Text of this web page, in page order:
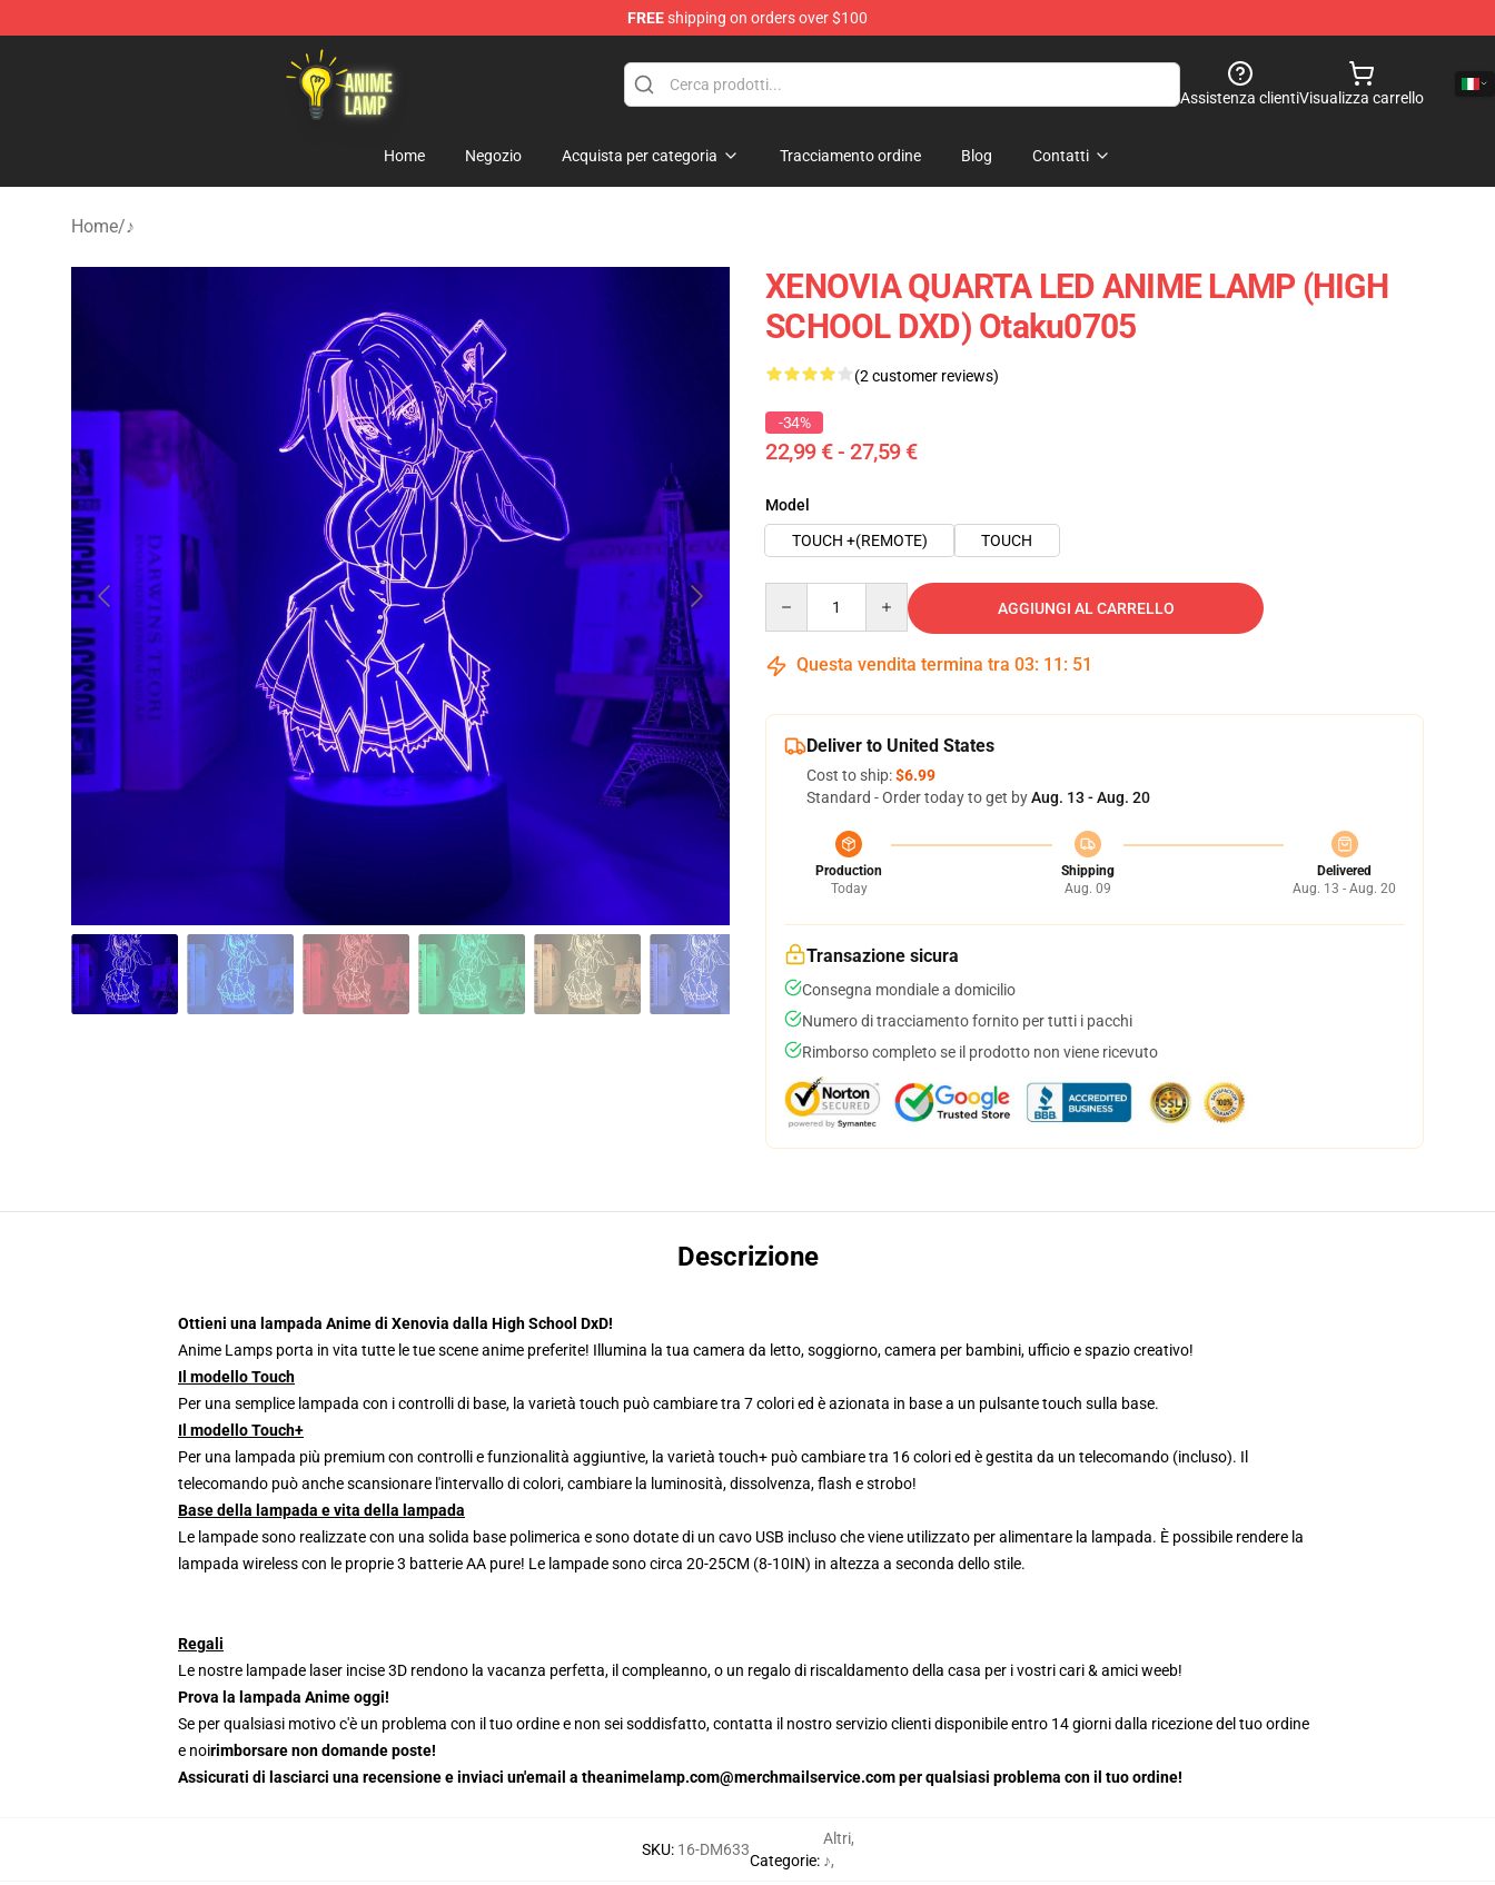
FREEshipping on orders over $100
Anime Lamp Shop - The Best Store of Anime Lamp
Assistenza clientiVisualizza carrello
Home Negozio Acquista per categoria Tracciamento ordine Blog Contatti
Home/♪
XENOVIA QUARTA LED ANIME LAMP (HIGH
SCHOOL DXD) Otaku0705
(2 customer reviews)
-34%
22,99 € - 27,59 €
Model
TOUCH +(REMOTE)
TOUCH
AGGIUNGI AL CARRELLO
Questa vendita termina tra 03: 11 : 50
Deliver to United States
Cost to ship:$6.99
Standard - Order today to get byAug. 13 - Aug. 20
Production
Today
Shipping
Aug. 09
Delivered
Aug. 13 - Aug. 20
Transazione sicura
Consegna mondiale a domicilio
Numero di tracciamento fornito per tutti i pacchi
Rimborso completo se il prodotto non viene ricevuto
Descrizione
Ottieni una lampada Anime di Xenovia dalla High School DxD!
Anime Lamps porta in vita tutte le tue scene anime preferite! Illumina la tua camera da letto, soggiorno, camera per bambini, ufficio e spazio creativo!
Il modello Touch
Per una semplice lampada con i controlli di base, la varietà touch può cambiare tra 7 colori ed è azionata in base a un pulsante touch sulla base.
Il modello Touch+
Per una lampada più premium con controlli e funzionalità aggiuntive, la varietà touch+ può cambiare tra 16 colori ed è gestita da un telecomando (incluso). Il
telecomando può anche scansionare l'intervallo di colori, cambiare la luminosità, dissolvenza, flash e strobo!
Base della lampada e vita della lampada
Le lampade sono realizzate con una solida base polimerica e sono dotate di un cavo USB incluso che viene utilizzato per alimentare la lampada. È possibile rendere la
lampada wireless con le proprie 3 batterie AA pure! Le lampade sono circa 20-25CM (8-10IN) in altezza a seconda dello stile.
Regali
Le nostre lampade laser incise 3D rendono la vacanza perfetta, il compleanno, o un regalo di riscaldamento della casa per i vostri cari & amici weeb!
Prova la lampada Anime oggi!
Se per qualsiasi motivo c'è un problema con il tuo ordine e non sei soddisfatto, contatta il nostro servizio clienti disponibile entro 14 giorni dalla ricezione del tuo ordine
e noirimborsare non domande poste!
Assicurati di lasciarci una recensione e inviaci un'email a theanimelamp.com@merchmailservice.com per qualsiasi problema con il tuo ordine!
SKU: 16-DM633
Categorie:
Altri,
♪,